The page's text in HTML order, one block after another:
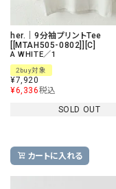
her.｜9分袖プリントTee
[[MTAH505-0802]][C]
A WHITE／1
2buy対象
¥7,920
¥6,336税込
SOLD OUT
カートに入れる